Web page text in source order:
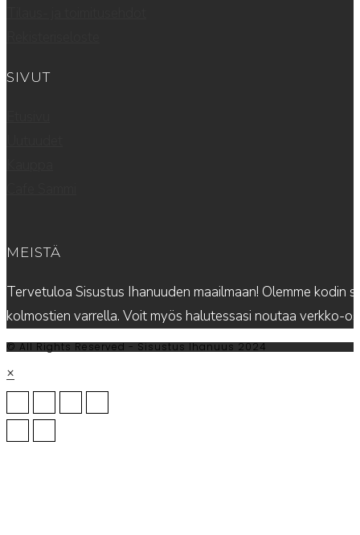
SIVUT
MEISTÄ
Tervetuloa Sisustus Ihanuuden maailmaan! Olemme kodin
kolmostien varrella. Voit myös halutessasi noutaa verkko-
© All Rights Reserved - Sisustus Ihanuus 2024
×